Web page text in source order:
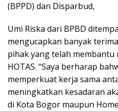
(BPPD) dan Disparbud,
Umi Riska dari BPBD
mengucapkan banyak
pihak yang telah membantu
HOTAS. “Saya berharap
memperkuat kerja sama
meningkatkan kesadaran
di Kota Bogor maupun